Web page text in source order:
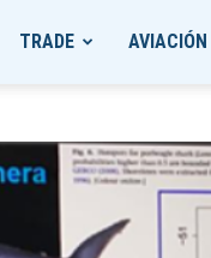
TRADE AVIACIÓN